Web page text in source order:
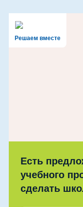
Решаем вместе
Есть
учебного
сделать